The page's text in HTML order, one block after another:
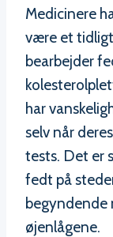
Medicinere
være et
bearbejder
har
selv når
tests. Det er
fedt på
begyndende
øjenlågene.